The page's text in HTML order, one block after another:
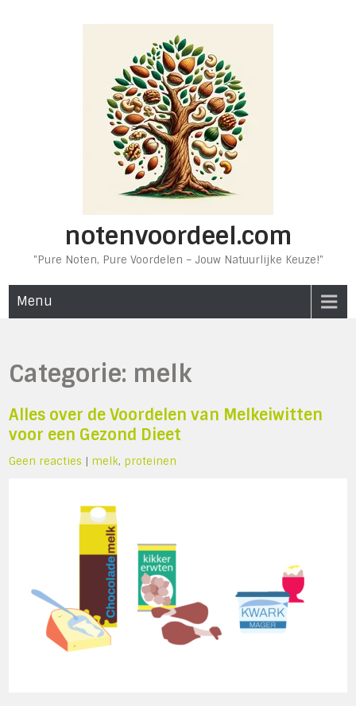
notenvoordeel.com
"Pure Noten, Pure Voordelen – Jouw Natuurlijke Keuze!"
Menu
Categorie: melk
Alles over de Voordelen van Melkeiwitten
voor een Gezond Dieet
Geen reacties | melk, proteinen